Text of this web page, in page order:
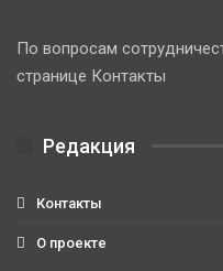
По вопросам
странице Контакты
Редакция
Контакты
О проекте